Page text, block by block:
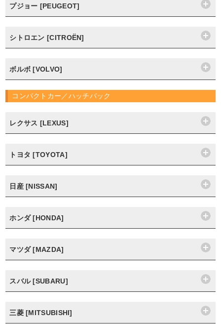
プジョー [PEUGEOT]
シトロエン [CITROËN]
ボルボ [VOLVO]
コンパクトカー／ハッチバック
レクサス [LEXUS]
トヨタ [TOYOTA]
日産 [NISSAN]
ホンダ [HONDA]
マツダ [MAZDA]
スバル [SUBARU]
三菱 [MITSUBISHI]